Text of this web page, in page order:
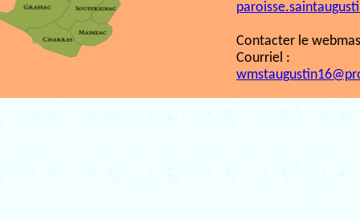
Contacter le
Courriel :